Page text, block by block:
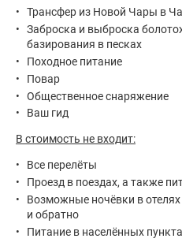
Трансфер из Новой Чары в
Заброска и выброска
базирования в песках
Походное питание
Повар
Общественное снаряжение
Ваш гид
В стоимость не входит:
Все перелёты
Проезд в поездах, а также
Возможные ночёвки в
и обратно
Питание в населённых